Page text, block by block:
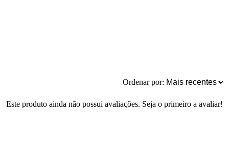
Ordenar por:
Este produto ainda não possui avaliações. Seja o primeiro a avaliar!